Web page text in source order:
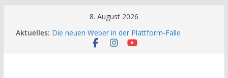
8. August 2026
Aktuelles: Die neuen Weber in der Plattform-Falle
Moment der Woche: Die Heuschrecke